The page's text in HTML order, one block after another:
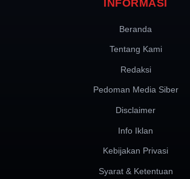
INFORMASI
Beranda
Tentang Kami
Redaksi
Pedoman Media Siber
Disclaimer
Info Iklan
Kebijakan Privasi
Syarat & Ketentuan